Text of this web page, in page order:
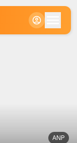
ANP